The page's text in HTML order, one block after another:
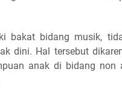
bakat bidang musik,
dini. Hal tersebut
anak di bidang